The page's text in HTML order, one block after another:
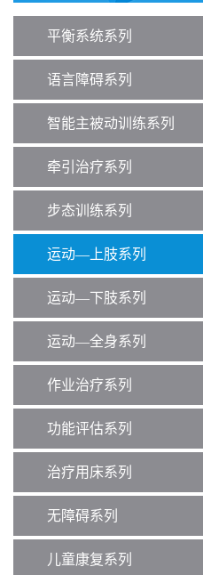
平衡系统系列
语言障碍系列
智能主被动训练系列
牵引治疗系列
步态训练系列
运动—上肢系列
运动—下肢系列
运动—全身系列
作业治疗系列
功能评估系列
治疗用床系列
无障碍系列
儿童康复系列